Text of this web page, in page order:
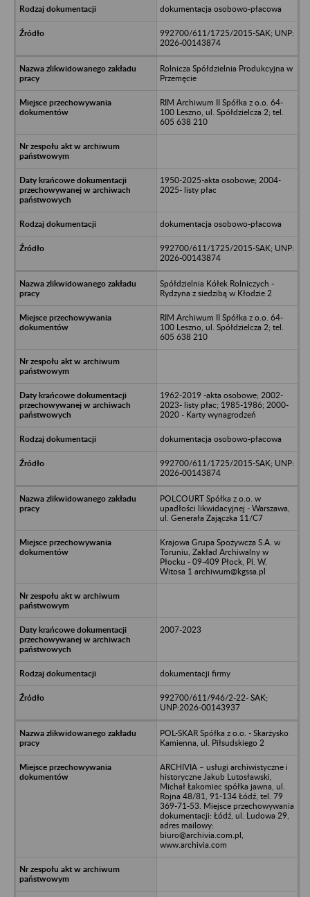
dokumentacja osobowo-płacowa
992700/611/1725/2015-SAK; UNP:
2026-00143874
Rolnicza Spółdzielnia Produkcyjna w
Przemęcie
RIM Archiwum II Spółka z o.o. 64-
100 Leszno, ul. Spółdzielcza 2; tel.
605 638 210
1950-2025-akta osobowe; 2004-
2025- listy płac
dokumentacja osobowo-płacowa
992700/611/1725/2015-SAK; UNP:
2026-00143874
Spółdzielnia Kółek Rolniczych -
Rydzyna z siedzibą w Kłodzie 2
RIM Archiwum II Spółka z o.o. 64-
100 Leszno, ul. Spółdzielcza 2; tel.
605 638 210
1962-2019 -akta osobowe; 2002-
2023- listy płac; 1985-1986; 2000-
2020 - Karty wynagrodzeń
dokumentacja osobowo-płacowa
992700/611/1725/2015-SAK; UNP:
2026-00143874
POLCOURT Spółka z o.o. w
upadłości likwidacyjnej - Warszawa,
ul. Generała Zajączka 11/C7
Krajowa Grupa Spożywcza S.A. w
Toruniu, Zakład Archiwalny w
Płocku - 09-409 Płock, Pl. W.
Witosa 1 archiwum@kgssa.pl
2007-2023
dokumentacji firmy
992700/611/946/2-22- SAK;
UNP:2026-00143937
POL-SKAR Spółka z o.o. - Skarżysko
Kamienna, ul. Piłsudskiego 2
ARCHIVIA – usługi archiwistyczne i
historyczne Jakub Lutosławski,
Michał Łakomiec spółka jawna, ul.
Rojna 48/81, 91-134 Łódź, tel. 79
369-71-53. Miejsce przechowywania
dokumentacji: Łódź, ul. Ludowa 29,
adres mailowy:
biuro@archivia.com.pl,
www.archivia.com